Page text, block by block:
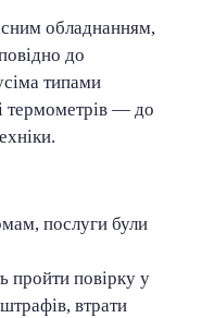
обладнанням,
до
типами
термометрів — до
послуги були
пройти повірку у
втрати